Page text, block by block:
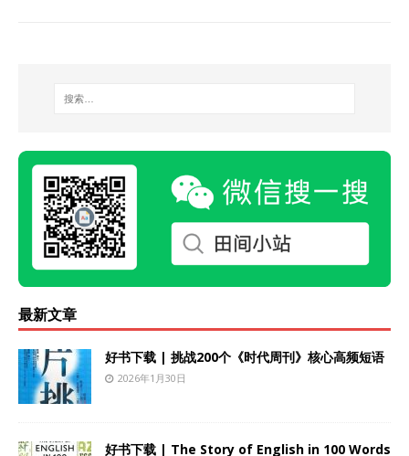
最新文章
好书下载 | 挑战200个《时代周刊》核心高频短语
2026年1月30日
好书下载 | The Story of English in 100 Words